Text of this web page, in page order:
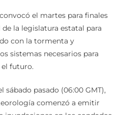
el martes para finales
la legislatura estatal para
con la tormenta y
sistemas necesarios para
futuro.
sábado pasado (06:00 GMT),
comenzó a emitir